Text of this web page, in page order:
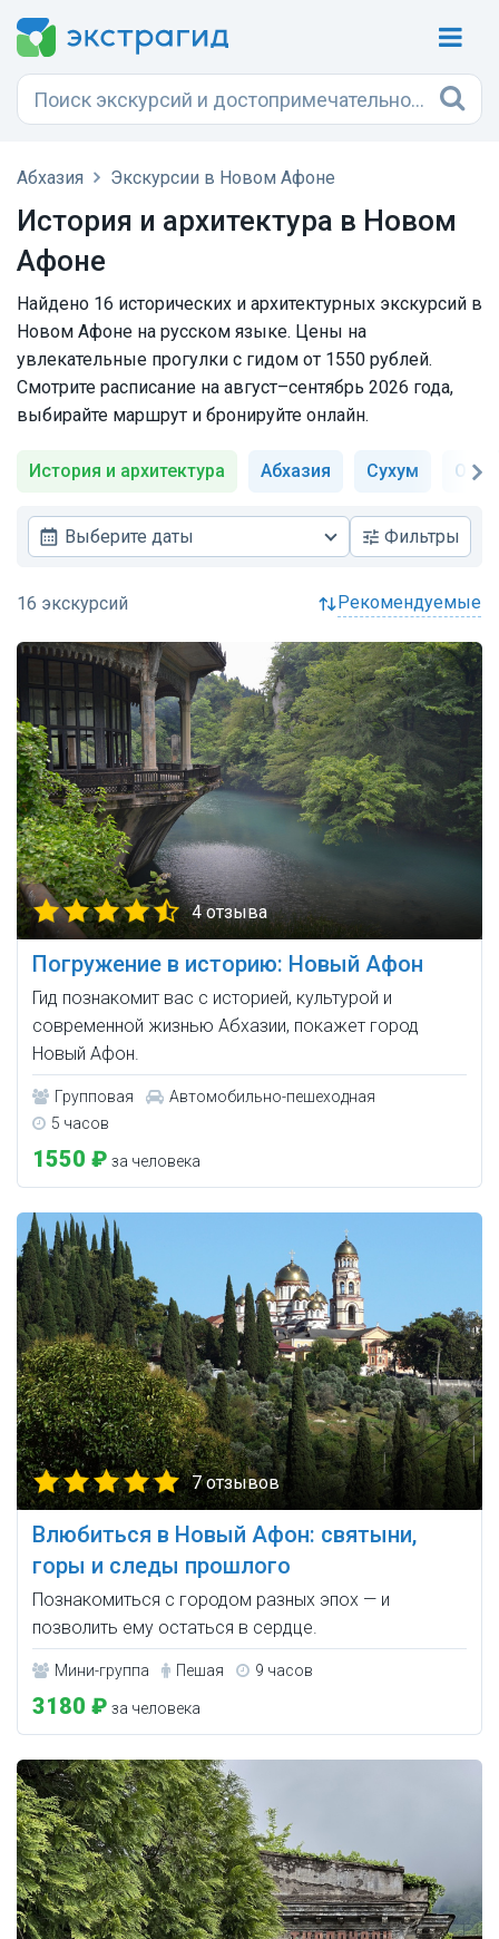
Абхазия Экскурсии в Новом Афоне
История и архитектура в Новом
Афоне
Найдено 16 исторических и архитектурных экскурсий в
Новом Афоне на русском языке. Цены на
увлекательные прогулки с гидом от 1550 рублей.
Смотрите расписание на август–сентябрь 2026 года,
выбирайте маршрут и бронируйте онлайн.
История и архитектура Абхазия Сухум
Выберите даты Фильтры
рекомендуемые
4 отзыва
Погружение в историю: Новый Афон
Гид познакомит вас с историей, культурой и
современной жизнью Абхазии, покажет город
Новый Афон.
Групповая
Автомобильно-пешеходная
5 часов
1550 ₽ за человека
7 отзывов
Влюбиться в Новый Афон: святыни,
горы и следы прошлого
Познакомиться с городом разных эпох — и
позволить ему остаться в сердце.
Мини-группа Пешая 9 часов
3180 ₽ за человека